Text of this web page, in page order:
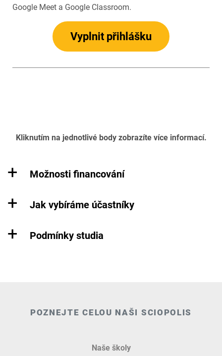
Google Meet a Google Classroom.
Vyplnit přihlášku
Kliknutím na jednotlivé body zobrazíte více informací.
Možnosti financování
Jak vybíráme účastníky
Podmínky studia
POZNEJTE CELOU NAŠI SCIOPOLIS
Naše školy